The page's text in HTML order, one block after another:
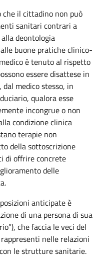
che il cittadino non può
sanitari contrari a
deontologia
buone pratiche clinico-
è tenuto al rispetto
essere disattese in
medico stesso, in
qualora esse
incongrue o non
condizione clinica
terapie non
della sottoscrizione
di offrire concrete
delle
anticipate è
di una persona di sua
che faccia le veci del
nelle relazioni
le strutture sanitarie.